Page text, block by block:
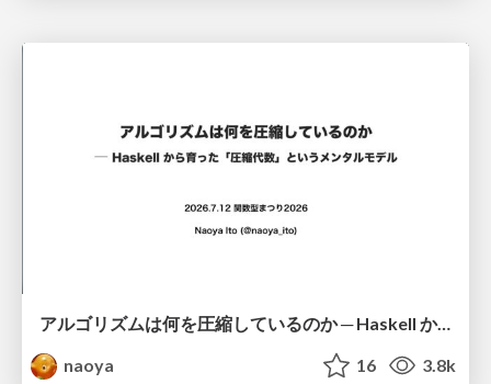
アルゴリズムは何を圧縮しているのか ─ Haskell から育った「圧縮代数」というメンタルモデル
naoya
16 3.8k